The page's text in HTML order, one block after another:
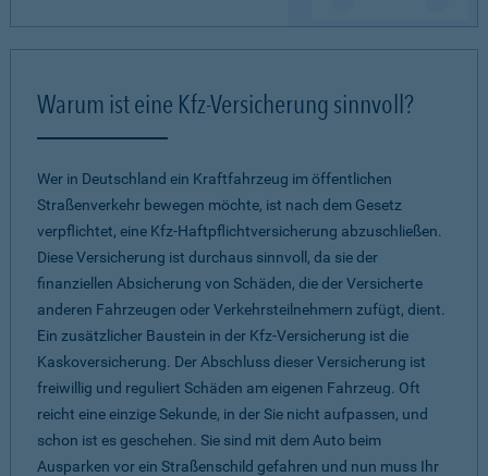
Warum ist eine Kfz-Versicherung sinnvoll?
Wer in Deutschland ein Kraftfahrzeug im öffentlichen
Straßenverkehr bewegen möchte, ist nach dem Gesetz
verpflichtet, eine Kfz-Haftpflichtversicherung abzuschließen.
Diese Versicherung ist durchaus sinnvoll, da sie der
finanziellen Absicherung von Schäden, die der Versicherte
anderen Fahrzeugen oder Verkehrsteilnehmern zufügt, dient.
Ein zusätzlicher Baustein in der Kfz-Versicherung ist die
Kaskoversicherung. Der Abschluss dieser Versicherung ist
freiwillig und reguliert Schäden am eigenen Fahrzeug. Oft
reicht eine einzige Sekunde, in der Sie nicht aufpassen, und
schon ist es geschehen. Sie sind mit dem Auto beim
Ausparken vor ein Straßenschild gefahren und nun muss Ihr